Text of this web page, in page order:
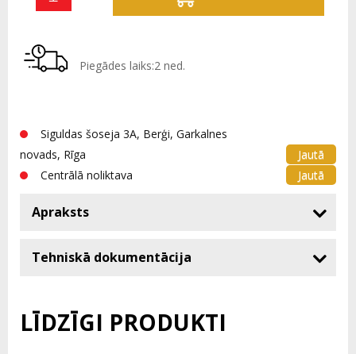
Piegādes laiks:2 ned.
Siguldas šoseja 3A, Berģi, Garkalnes
novads, Rīga
Jautā
Centrālā noliktava
Jautā
Apraksts
Tehniskā dokumentācija
LĪDZĪGI PRODUKTI